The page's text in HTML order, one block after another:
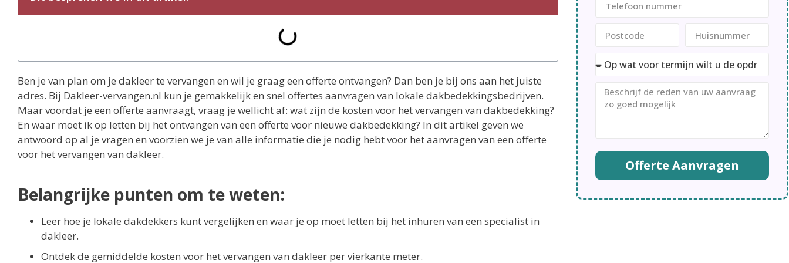
Ben je van plan om je dakleer te vervangen en wil je graag een offerte ontvangen? Dan ben je bij ons aan het juiste
adres. Bij Dakleer-vervangen.nl kun je gemakkelijk en snel offertes aanvragen van lokale dakbedekkingsbedrijven.
Maar voordat je een offerte aanvraagt, vraag je wellicht af: wat zijn de kosten voor het vervangen van dakbedekking?
En waar moet ik op letten bij het ontvangen van een offerte voor nieuwe dakbedekking? In dit artikel geven we
antwoord op al je vragen en voorzien we je van alle informatie die je nodig hebt voor het aanvragen van een offerte
voor het vervangen van dakleer.
Belangrijke punten om te weten:
Leer hoe je lokale dakdekkers kunt vergelijken en waar je op moet letten bij het inhuren van een specialist in
dakleer.
Ontdek de gemiddelde kosten voor het vervangen van dakleer per vierkante meter.
Offerte Aanvragen